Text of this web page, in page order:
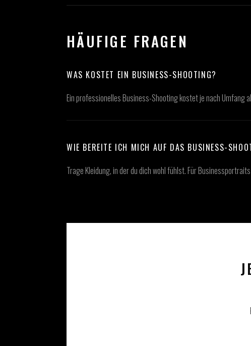
HÄUFIGE FRAGEN
WAS KOSTET EIN BUSINESS-SHOOTING?
Ein professionelles Business-Shooting kostet je nach Umfang
WIE BEREITE ICH MICH AUF DAS BUSINESS-
Trage Kleidung, in der du dich wohl fühlst. Für